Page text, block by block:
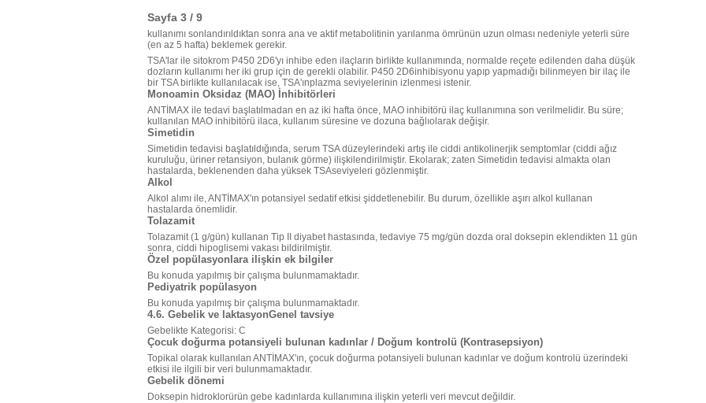
Sayfa 3 / 9
kullanımı sonlandırıldıktan sonra ana ve aktif metabolitinin yarılanma ömrünün uzun olması nedeniyle yeterli süre
(en az 5 hafta) beklemek gerekir.
TSA'lar ile sitokrom P450 2D6'yı inhibe eden ilaçların birlikte kullanımında, normalde reçete edilenden daha düşük
dozların kullanımı her iki grup için de gerekli olabilir. P450 2D6inhibisyonu yapıp yapmadığı bilinmeyen bir ilaç ile
bir TSA birlikte kullanılacak ise, TSA'ınplazma seviyelerinin izlenmesi istenir.
Monoamin Oksidaz (MAO) İnhibitörleri
ANTİMAX ile tedavi başlatılmadan en az iki hafta önce, MAO inhibitörü ilaç kullanımına son verilmelidir. Bu süre;
kullanılan MAO inhibitörü ilaca, kullanım süresine ve dozuna bağlıolarak değişir.
Simetidin
Simetidin tedavisi başlatıldığında, serum TSA düzeylerindeki artış ile ciddi antikolinerjik semptomlar (ciddi ağız
kuruluğu, üriner retansiyon, bulanık görme) ilişkilendirilmiştir. Ekolarak; zaten Simetidin tedavisi almakta olan
hastalarda, beklenenden daha yüksek TSAseviyeleri gözlenmiştir.
Alkol
Alkol alımı ile, ANTİMAX'ın potansiyel sedatif etkisi şiddetlenebilir. Bu durum, özellikle aşırı alkol kullanan
hastalarda önemlidir.
Tolazamit
Tolazamit (1 g/gün) kullanan Tip II diyabet hastasında, tedaviye 75 mg/gün dozda oral doksepin eklendikten 11 gün
sonra, ciddi hipoglisemi vakası bildirilmiştir.
Özel popülasyonlara ilişkin ek bilgiler
Bu konuda yapılmış bir çalışma bulunmamaktadır.
Pediyatrik popülasyon
Bu konuda yapılmış bir çalışma bulunmamaktadır.
4.6. Gebelik ve laktasyonGenel tavsiye
Gebelikte Kategorisi: C
Çocuk doğurma potansiyeli bulunan kadınlar / Doğum kontrolü (Kontrasepsiyon)
Topikal olarak kullanılan ANTİMAX'ın, çocuk doğurma potansiyeli bulunan kadınlar ve doğum kontrolü üzerindeki
etkisi ile ilgili bir veri bulunmamaktadır.
Gebelik dönemi
Doksepin hidroklorürün gebe kadınlarda kullanımına ilişkin yeterli veri mevcut değildir.